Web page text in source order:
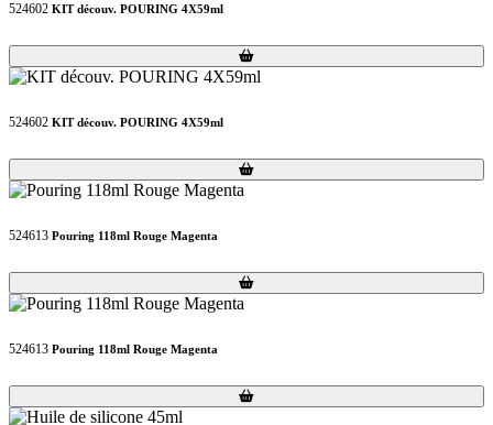
524602 KIT découv. POURING 4X59ml
Loading...
Loading...
524602 KIT découv. POURING 4X59ml
Loading...
Loading...
524613 Pouring 118ml Rouge Magenta
Loading...
Loading...
524613 Pouring 118ml Rouge Magenta
Loading...
Loading...